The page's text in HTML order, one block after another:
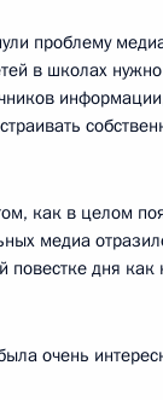
проблему
в школах нужно
как в целом
медиа
повестке дня как
очень